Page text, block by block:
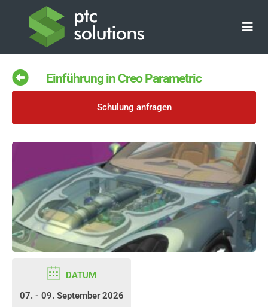
springen
Einführung in Creo Parametric
Schulung anfragen
DATUM
07. - 09. September 2026